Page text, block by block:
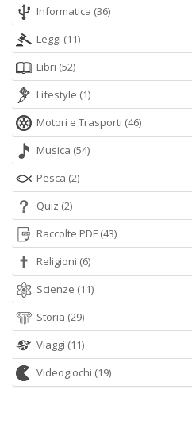
Informatica (36)
Leggi (11)
Libri (52)
Lifestyle (1)
Motori e Trasporti (46)
Musica (54)
Pesca (2)
Quiz (2)
Raccolte PDF (43)
Religioni (6)
Scienze (11)
Storia (29)
Viaggi (11)
Videogiochi (19)